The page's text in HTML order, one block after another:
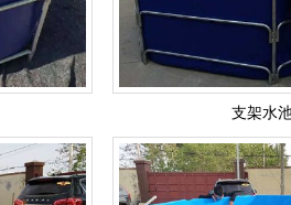
支架水